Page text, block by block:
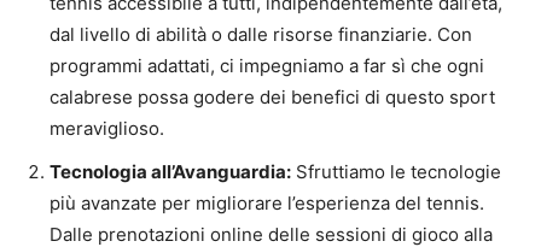
dal livello di abilità o dalle risorse finanziarie. Con
programmi adattati, ci impegniamo a far sì che ogni
calabrese possa godere dei benefici di questo sport
meraviglioso.
Tecnologia all’Avanguardia: Sfruttiamo le tecnologie
più avanzate per migliorare l’esperienza del tennis.
Dalle prenotazioni online delle sessioni di gioco alla